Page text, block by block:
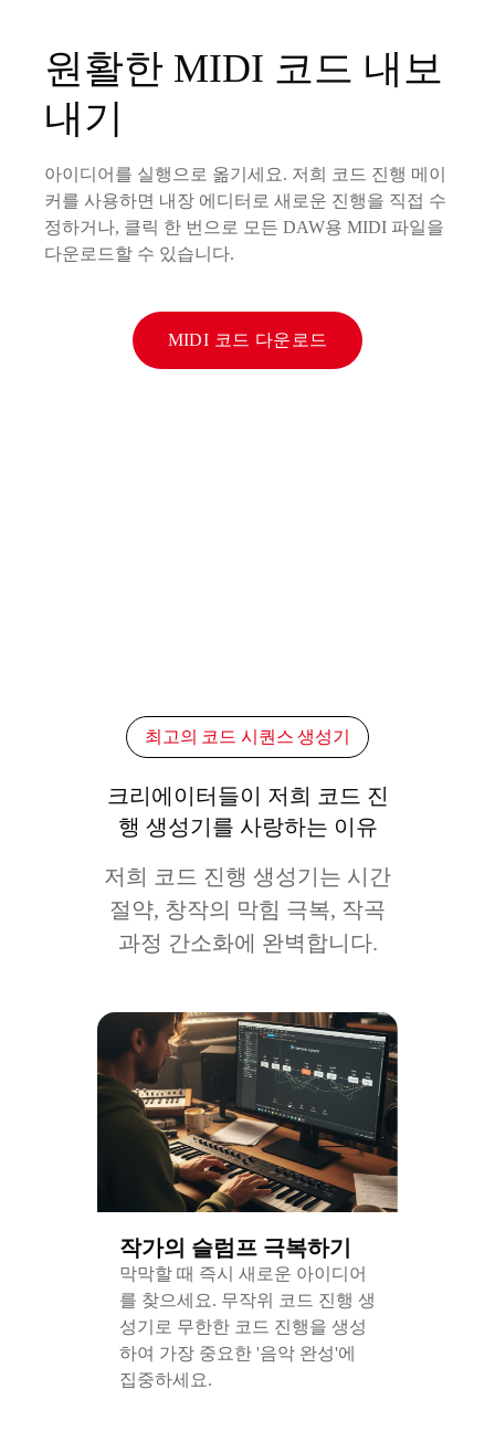
원활한 MIDI 코드 내보
내기
아이디어를 실행으로 옮기세요. 저희 코드 진행 메이
커를 사용하면 내장 에디터로 새로운 진행을 직접 수
정하거나, 클릭 한 번으로 모든 DAW용 MIDI 파일을
다운로드할 수 있습니다.
MIDI 코드 다운로드
최고의 코드 시퀀스 생성기
크리에이터들이 저희 코드 진
행 생성기를 사랑하는 이유
저희 코드 진행 생성기는 시간
절약, 창작의 막힘 극복, 작곡
과정 간소화에 완벽합니다.
작가의 슬럼프 극복하기
막막할 때 즉시 새로운 아이디어
를 찾으세요. 무작위 코드 진행 생
성기로 무한한 코드 진행을 생성
하여 가장 중요한 '음악 완성'에
집중하세요.